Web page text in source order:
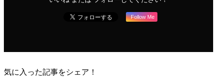
Follow Me
気に入った記事をシェア！